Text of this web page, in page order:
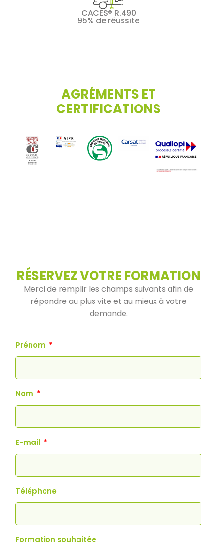
CACES® R.490
95% de réussite
AGRÉMENTS ET
CERTIFICATIONS
RÉSERVEZ VOTRE FORMATION
Merci de remplir les champs suivants afin de
répondre au plus vite et au mieux à votre
demande.
Prénom
Nom
E-mail
Téléphone
Formation souhaitée